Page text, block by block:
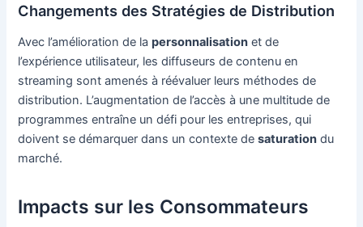
Changements des Stratégies de Distribution
Avec l’amélioration de lapersonnalisation et de
l’expérience utilisateur, les diffuseurs de contenu en
streaming sont amenés à réévaluer leurs méthodes de
distribution. L’augmentation de l’accès à une multitude de
programmes entraîne un défi pour les entreprises, qui
doivent se démarquer dans un contexte desaturation du
marché.
Impacts sur les Consommateurs